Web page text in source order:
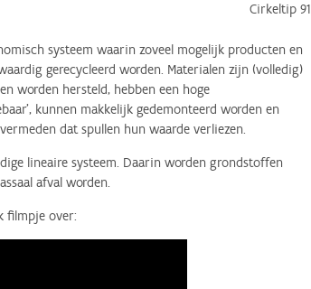
Cirkeltip 91
systeem waarin zoveel mogelijk producten en
gerecycleerd worden. Materialen zijn (volledig)
worden hersteld, hebben een hoge
kunnen makkelijk gedemonteerd worden en
dat spullen hun waarde verliezen.
lineaire systeem. Daarin worden grondstoffen
afval worden.
filmpje over: